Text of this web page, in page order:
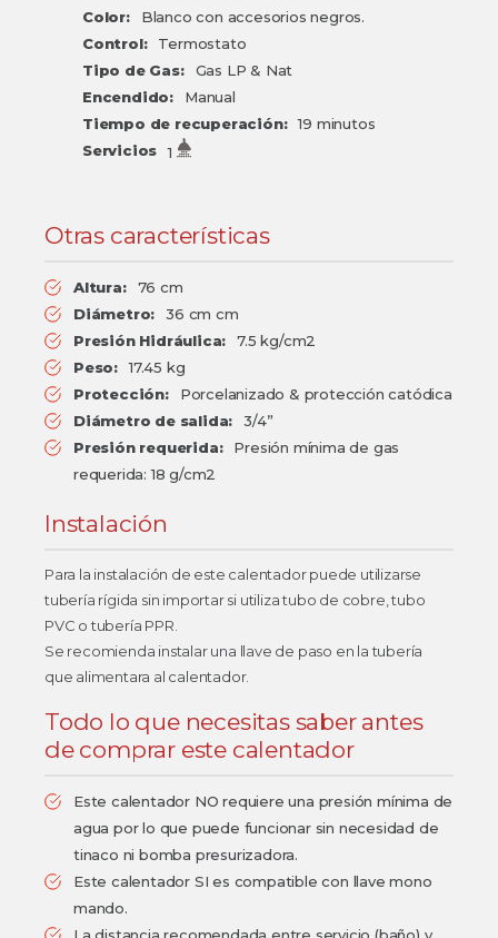
Color:
Blanco con accesorios negros.
Control:
Termostato
Tipo de Gas:
Gas LP & Nat
Encendido:
Manual
Tiempo de recuperación:
19 minutos
Servicios
1
Otras características
Altura:
76 cm
Diámetro:
36 cm cm
Presión Hidráulica:
7.5 kg/cm2
Peso:
17.45 kg
Protección:
Porcelanizado & protección catódica
Diámetro de salida:
3/4”
Presión requerida:
Presión mínima de gas
requerida: 18 g/cm2
Instalación
Para la instalación de este calentador puede utilizarse
tubería rígida sin importar si utiliza tubo de cobre, tubo
PVC o tubería PPR.
Se recomienda instalar una llave de paso en la tubería
que alimentara al calentador.
Todo lo que necesitas saber antes
de comprar este calentador
Este calentador NO requiere una presión mínima de
agua por lo que puede funcionar sin necesidad de
tinaco ni bomba presurizadora.
Este calentador SI es compatible con llave mono
mando.
La distancia recomendada entre servicio (baño) y